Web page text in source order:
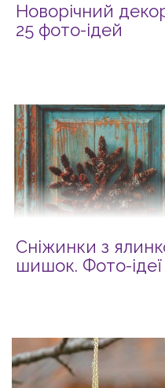
Новорічний
25 фото-ідей
Сніжинки з
шишок. Фото-ідеї